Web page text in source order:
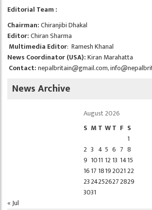
Editorial Team :
Chairman:Chiranjibi Dhakal
Editor:Chiran Sharma
Multimedia Editor: Ramesh Khanal
News Coordinator (USA):Kiran Marahatta
Contact:nepalbritain@gmail.com,
News Archive
August 2026
S M T WT F S
1
2 3 4 5 6 7 8
9 1011 12 13 1415
1617 1819202122
23242526272829
3031
« Jul